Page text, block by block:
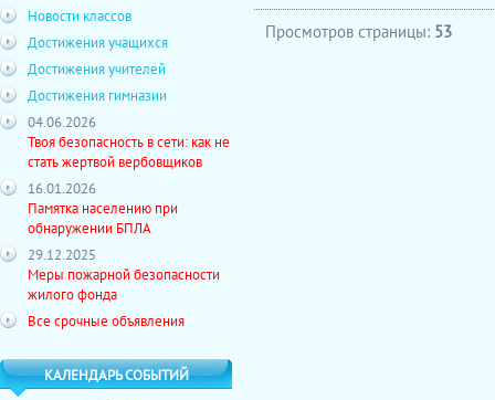
Новости классов
Достижения учащихся
Достижения учителей
Достижения гимназии
04.06.2026
Твоя безопасность в сети: как не
стать жертвой вербовщиков
16.01.2026
Памятка населению при
обнаружении БПЛА
29.12.2025
Меры пожарной безопасности
жилого фонда
Все срочные объявления
КАЛЕНДАРЬ СОБЫТИЙ
Просмотров страницы: 53